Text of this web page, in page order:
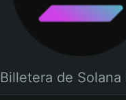
Billetera de Solana